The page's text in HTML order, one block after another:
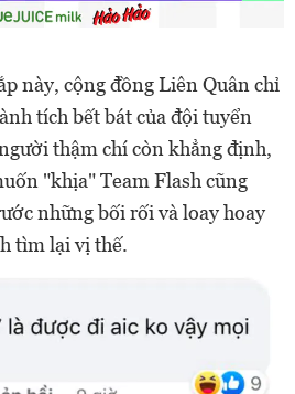
này, cộng đồng Liên Quân chỉ
tích bết bát của đội tuyển
thậm chí còn khẳng định,
"khịa" Team Flash cũng
những bối rối và loay hoay
tìm lại vị thế.